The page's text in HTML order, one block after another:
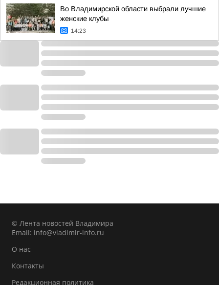
Во Владимирской области выбрали лучшие
женские клубы
14:23
© Лента новостей Владимира
Email: info@vladimir-info.ru
О нас
Контакты
Редакционная политика